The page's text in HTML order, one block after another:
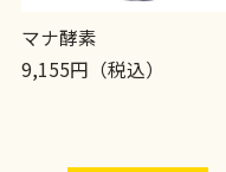
マナ酵素
9,155円（税込）